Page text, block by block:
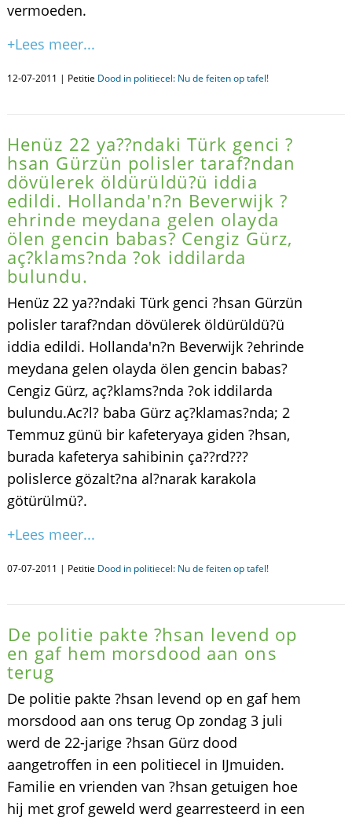
vermoeden.
+Lees meer...
12-07-2011 | Petitie Dood in politiecel: Nu de feiten op tafel!
Henüz 22 ya??ndaki Türk genci ?
hsan Gürzün polisler taraf?ndan
dövülerek öldürüldü?ü iddia
edildi. Hollanda'n?n Beverwijk ?
ehrinde meydana gelen olayda
ölen gencin babas? Cengiz Gürz,
aç?klams?nda ?ok iddilarda
bulundu.
Henüz 22 ya??ndaki Türk genci ?hsan Gürzün
polisler taraf?ndan dövülerek öldürüldü?ü
iddia edildi. Hollanda'n?n Beverwijk ?ehrinde
meydana gelen olayda ölen gencin babas?
Cengiz Gürz, aç?klams?nda ?ok iddilarda
bulundu.Ac?l? baba Gürz aç?klamas?nda; 2
Temmuz günü bir kafeteryaya giden ?hsan,
burada kafeterya sahibinin ça??rd???
polislerce gözalt?na al?narak karakola
götürülmü?.
+Lees meer...
07-07-2011 | Petitie Dood in politiecel: Nu de feiten op tafel!
De politie pakte ?hsan levend op
en gaf hem morsdood aan ons
terug
De politie pakte ?hsan levend op en gaf hem
morsdood aan ons terug Op zondag 3 juli
werd de 22-jarige ?hsan Gürz dood
aangetroffen in een politiecel in IJmuiden.
Familie en vrienden van ?hsan getuigen hoe
hij met grof geweld werd gearresteerd in een